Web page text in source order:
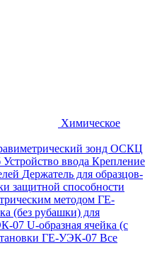
Химическое
зонд ОСКЦ
Устройство ввода Крепление
Держатель для образцов-
защитной способности
методом ГЕ-
(без рубашки) для
07 U-образная ячейка (с
ГЕ-УЭК-07 Все